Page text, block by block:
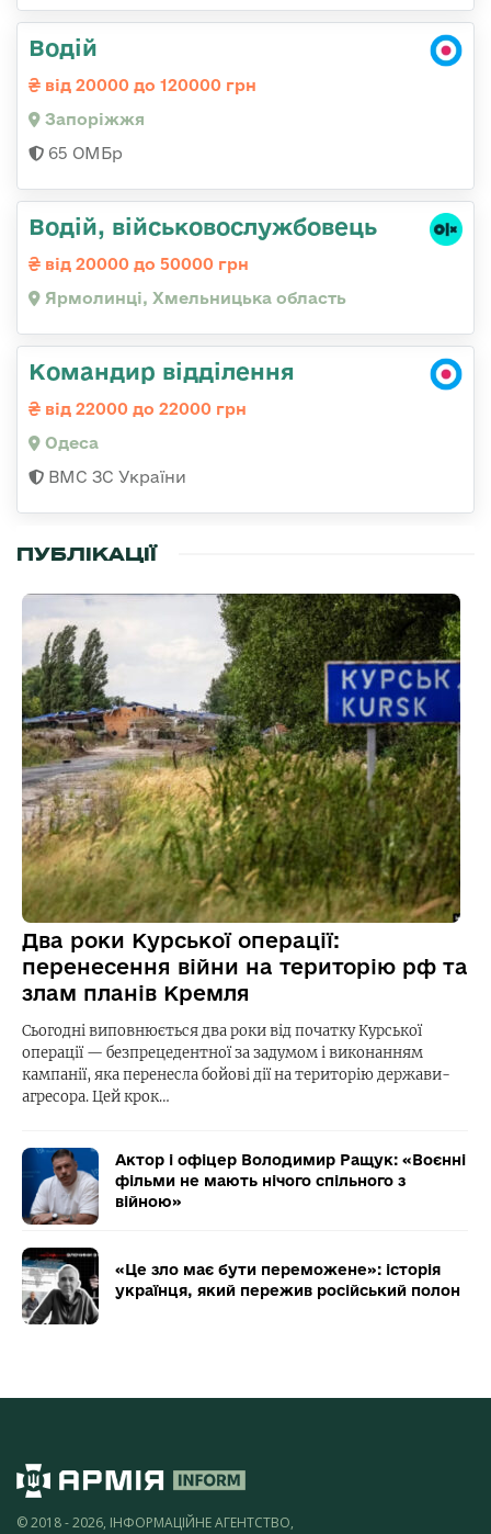
Водій
від 20000 до 120000 грн
Запоріжжя
65 ОМБр
Водій, військовослужбовець
від 20000 до 50000 грн
Ярмолинці, Хмельницька область
Командир відділення
від 22000 до 22000 грн
Одеса
ВМС ЗС України
ПУБЛІКАЦІЇ
Два роки Курської операції:
перенесення війни на територію рф та
злам планів Кремля
Сьогодні виповнюється два роки від початку Курської
операції — безпрецедентної за задумом і виконанням
кампанії, яка перенесла бойові дії на територію держави-
агресора. Цей крок…
Актор і офіцер Володимир Ращук: «Воєнні
фільми не мають нічого спільного з
війною»
«Це зло має бути переможене»: історія
українця, який пережив російський полон
© 2018 - 2026, ІНФОРМАЦІЙНЕ АГЕНТСТВО,